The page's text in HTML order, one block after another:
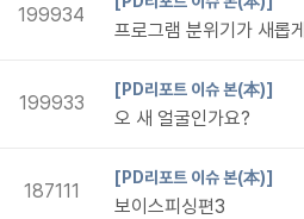
199934
프로그램 분위기가 새롭
199933
[PD리포트 이슈 본(本)]
오 새 얼굴인가요?
187111
[PD리포트 이슈 본(本)]
보이스피싱편3